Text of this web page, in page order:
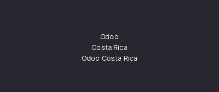
Odoo
Costa Rica
Odoo Costa Rica